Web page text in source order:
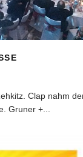
Clap nahm
Gruner +